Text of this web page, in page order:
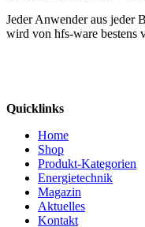
Jeder Anwender aus jeder
wird von hfs-ware bestens
Quicklinks
Home
Shop
Produkt-Kategorien
Energietechnik
Magazin
Aktuelles
Kontakt